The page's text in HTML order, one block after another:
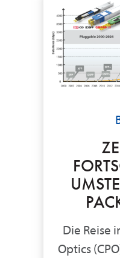
Die Reise
Optics